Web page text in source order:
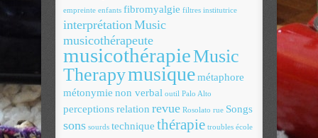
empreinte enfants fibromyalgie filtres institutrice
interprétationMusic
musicothérapeute
musicothérapieMusic
Therapymusiquemétaphore
métonymie non verbal outil Palo Alto
perceptionsrelation revue Rosolato rue Songs
sons sourds technique thérapie troubles école